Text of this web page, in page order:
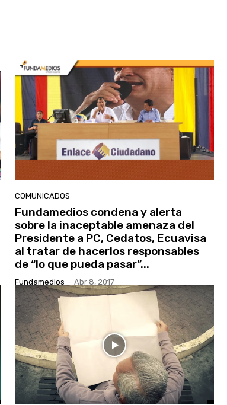
COMUNICADOS
Fundamedios condena y alerta
sobre la inaceptable amenaza del
Presidente a PC, Cedatos, Ecuavisa
al tratar de hacerlos responsables
de “lo que pueda pasar”...
Fundamedios - Abr 8, 2017